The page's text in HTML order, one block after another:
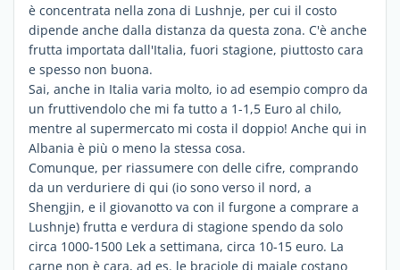
è concentrata nella zona di Lushnje, per cui il costo
dipende anche dalla distanza da questa zona. C'è anche
frutta importata dall'Italia, fuori stagione, piuttosto cara
e spesso non buona.
Sai, anche in Italia varia molto, io ad esempio compro da
un fruttivendolo che mi fa tutto a 1-1,5 Euro al chilo,
mentre al supermercato mi costa il doppio! Anche qui in
Albania è più o meno la stessa cosa.
Comunque, per riassumere con delle cifre, comprando
da un verduriere di qui (io sono verso il nord, a
Shengjin, e il giovanotto va con il furgone a comprare a
Lushnje) frutta e verdura di stagione spendo da solo
circa 1000-1500 Lek a settimana, circa 10-15 euro. La
carne non è cara, ad es. le braciole di maiale costano